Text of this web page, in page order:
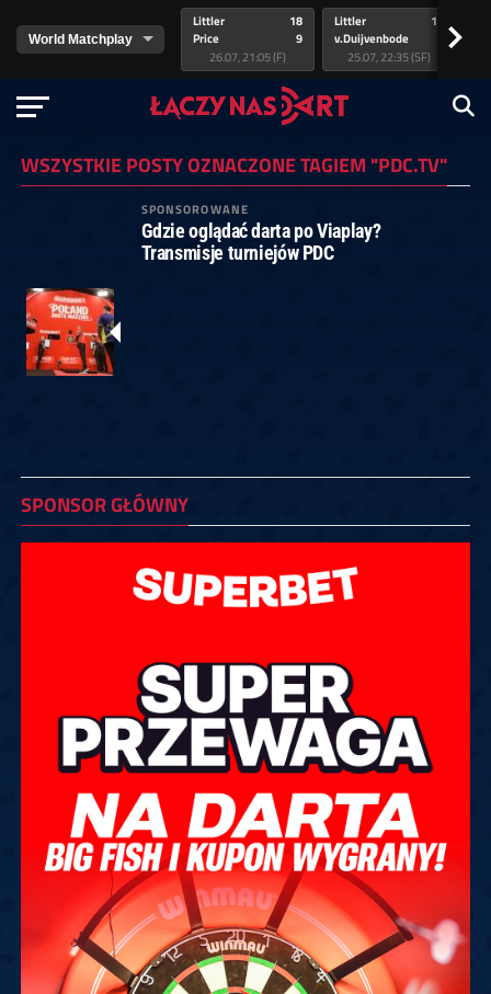
Littler
Price
18
9
26.07, 21:05 (F)
Littler
v.Duijvenbode
17
25.07, 22:35 (SF)
>
WSZYSTKIE POSTY OZNACZONE TAGIEM "PDC.TV"
SPONSOROWANE
Gdzie oglądać darta po Viaplay?
Transmisje turniejów PDC
SPONSOR GŁÓWNY